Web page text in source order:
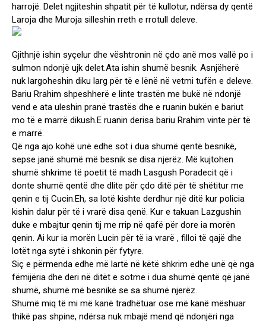
harrojë. Delet ngjiteshin shpatit për të kullotur, ndërsa dy qentë
Laroja dhe Muroja silleshin rreth e rrotull deleve.
Gjithnjë ishin syçelur dhe vështronin në çdo anë mos vallë po i
sulmon ndonjë ujk delet.Ata ishin shumë besnik. Asnjëherë
nuk largoheshin diku larg për të e lënë në vetmi tufën e deleve.
Bariu Rrahim shpeshherë e linte trastën me bukë në ndonjë
vend e ata uleshin pranë trastës dhe e ruanin bukën e bariut
mo të e marrë dikush.E ruanin derisa bariu Rrahim vinte për të
e marrë.
Që nga ajo kohë unë edhe sot i dua shumë qentë besnikë,
sepse janë shumë më besnik se disa njerëz. Më kujtohen
shumë shkrime të poetit të madh Lasgush Poradecit që i
donte shumë qentë dhe dlite për çdo ditë për të shëtitur me
qenin e tij Cucin.Eh, sa lotë kishte derdhur një ditë kur policia
kishin dalur për të i vrarë disa qenë. Kur e takuan Lazgushin
duke e mbajtur qenin tij me rrip në qafë për dore ia morën
qenin. Ai kur ia morën Lucin për të ia vrarë , filloi të qajë dhe
lotët nga sytë i shkonin për fytyre.
Siç e përmenda edhe më lartë në këtë shkrim edhe unë që nga
fëmijëria dhe deri në ditët e sotme i dua shumë qentë që janë
shumë, shumë më besnikë se sa shumë njerëz.
Shumë miq të mi më kanë tradhëtuar ose më kanë mëshuar
thikë pas shpine, ndërsa nuk mbajë mend që ndonjëri nga